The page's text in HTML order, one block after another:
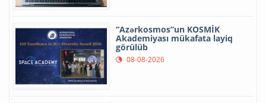
“Azərkosmos”un KOSMİK
Akademiyası mükafata layiq
görülüb
08-08-2026